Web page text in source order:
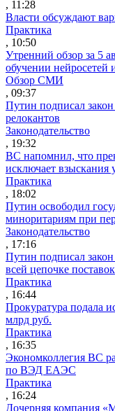
, 11:28
Власти обсуждают
Практика
, 10:50
Утренний обзор за 5
обучении
Обзор СМИ
, 09:37
Путин подписал
релокантов
Законодательство
, 19:32
ВС напомнил, что
исключает взыскания
Практика
, 18:02
Путин освободил
миноритариям при
Законодательство
, 17:16
Путин подписал
всей цепочке поставок
Практика
, 16:44
Прокуратура подала
млрд руб.
Практика
, 16:35
Экономколлегия ВС
по ВЭД ЕАЭС
Практика
, 16:24
Дочерняя компания